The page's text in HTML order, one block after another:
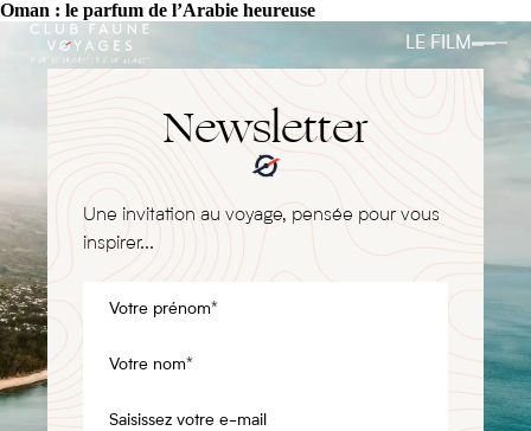
LE FILM
Oman : le parfum de l’Arabie heureuse
Newsletter
Une invitation au voyage, pensée pour vous
inspirer...